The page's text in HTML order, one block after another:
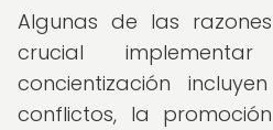
Algunas de las
crucial
concientización
conflictos, la